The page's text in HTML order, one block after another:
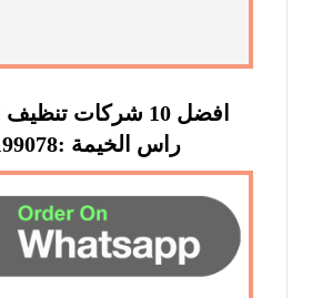
افضل 10 شركات
راس الخيمة :0568199078